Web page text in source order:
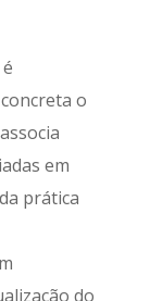
o
em
prática
do